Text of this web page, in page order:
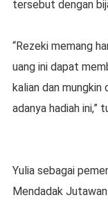
tersebut dengan
“Rezeki memang
uang ini dapat
kalian dan
adanya hadiah ini,”
Yulia sebagai
Mendadak